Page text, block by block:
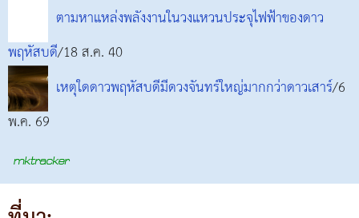
ตามหาแหล่งพลังงานในวงแหวนประจุไฟฟ้าของดาว
พฤหัสบดี/18 ส.ค. 40
เหตุใดดาวพฤหัสบดีมีดวงจันทร์ใหญ่มากกว่าดาวเสาร์/6
พ.ค. 69